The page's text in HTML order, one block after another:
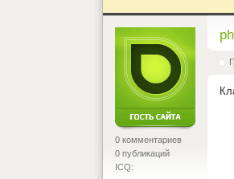
0 комментариев
0 публикаций
ICQ: